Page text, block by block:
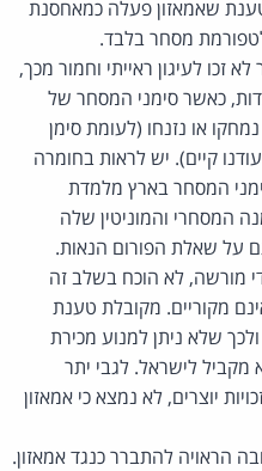
שאמאזון פעלה כמאחסנת
מסחר בלבד.
זכו לעיגון ראייתי וחמור מכך,
כאשר סימני המסחר של
או נזנחו (לעומת סימן
קיים). יש לראות בחומרה
המסחר בארץ מלמדת
המסחרי והמוניטין שלה
על שאלת הפורום הנאות.
מורשה, לא הוכח בשלב זה
מקוריים. מקובלת טענת
שלא ניתן למנוע מכירת
מקביל לישראל. לגבי יתר
יוצרים, לא נמצא כי אמאזון
הראויה להתברר כנגד אמאזון.